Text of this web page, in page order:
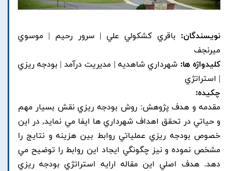
نویسندگان: باقري کشکولي علي | سرور رحيم | موسوي
ميرنجف
کلیدواژه ها: شهرداري شاهديه | مديريت درآمد | بودجه ريزي
| استراتژي
چکیده:
مقدمه و هدف پژوهش: روش بودجه ريزي نقش بسيار مهم
و حياتي در تحقق اهداف شهرداري ها ايفا مي نمايد, در اين
خصوص بودجه ريزي عملياتي روابط بين هزينه و نتايج را
مشخص نموده و نيز چگونگي ايجاد اين روابط را توضيح مي
دهد. هدف اصلي اين مقاله ارايه استراتژي بودجه ريزي